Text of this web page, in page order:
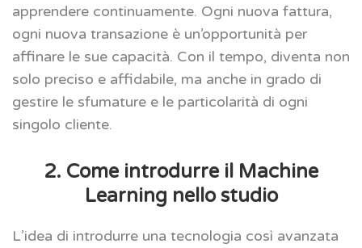
apprendere continuamente. Ogni nuova fattura,
ogni nuova transazione è un’opportunità per
affinare le sue capacità. Con il tempo, diventa non
solo preciso e affidabile, ma anche in grado di
gestire le sfumature e le particolarità di ogni
singolo cliente.
2. Come introdurre il Machine
Learning nello studio
L’idea di introdurre una tecnologia così avanzata